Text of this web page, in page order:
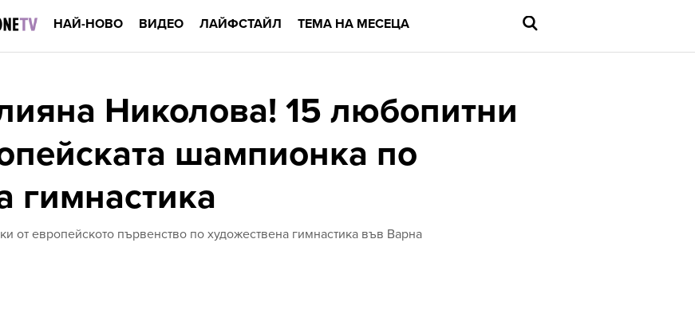
НАЙ-НОВО ВИДЕО ЛАЙФСТАЙЛ ТЕМА НА МЕСЕЦА
Николова! 15 любопитни
шампионка по
гимнастика
от европейското първенство по художествена гимнастика във Варна